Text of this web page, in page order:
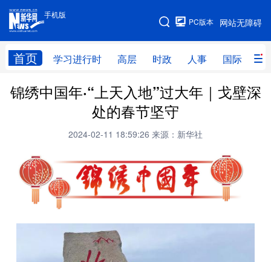
手机版
网站无障碍
PC版本
首页 学习进行时 高层 时政 人事 国际 财
手机版
网站地图
学习进行时 高层 时政 人事
财经 网评
思客智库 全球连线
科技 科普 体育 文化
健康 军事 访谈 视频
人居
锦绣中国年·“上天入地”过大年｜戈壁深
处的春节坚守
2024-02-11 18:59:26 来源：新华社